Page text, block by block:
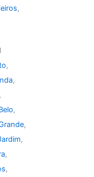
,
,
,
,
,
,
,
,
,